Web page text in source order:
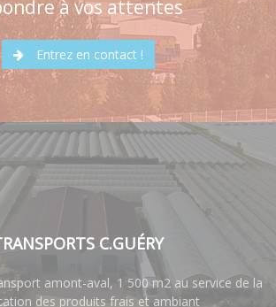
à vos attentes
Entrez en contact !
C.GUÉRY
amont-aval, 1 500 m2 au service de la
des produits frais et ambiant